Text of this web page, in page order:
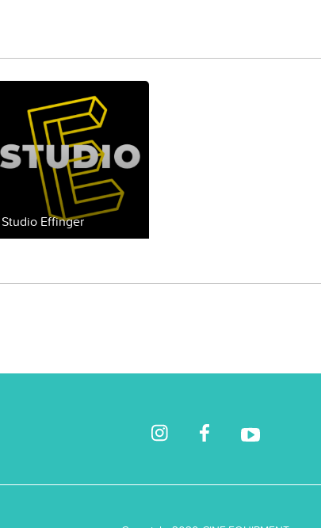
Studio Effinger